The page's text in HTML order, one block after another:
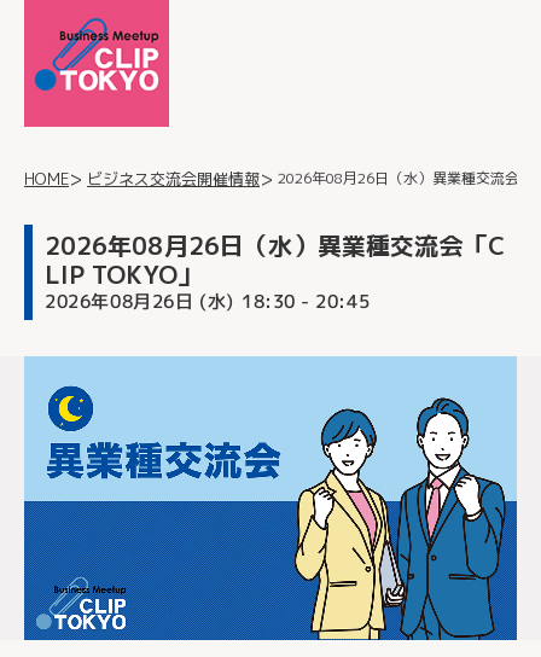
HOME ビジネス交流会開催情報 2026年08月26日（水）異業種交流会「
2026年08月26日（水）異業種交流会「C
LIP TOKYO」
2026年08月26日 (水) 18:30 - 20:45